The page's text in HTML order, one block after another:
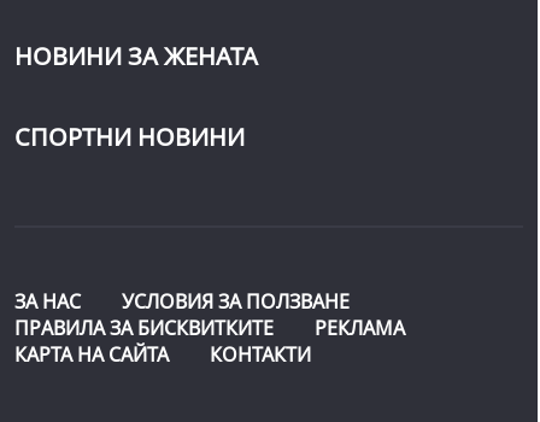
НОВИНИ ЗА ЖЕНАТА
СПОРТНИ НОВИНИ
ЗА НАС
УСЛОВИЯ ЗА ПОЛЗВАНЕ
ПРАВИЛА ЗА БИСКВИТКИТЕ
РЕКЛАМА
КАРТА НА САЙТА
КОНТАКТИ